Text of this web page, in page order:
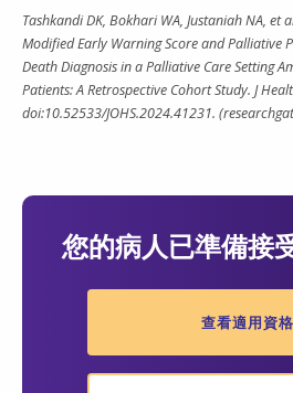
Tashkandi DK, Bokhari WA, Justaniah NA, et
Modified Early Warning Score and Palliative
Death Diagnosis in a Palliative Care Setting
Patients: A Retrospective Cohort Study. J
doi:10.52533/JOHS.2024.41231.
您的病人已準備接
查看適用資格